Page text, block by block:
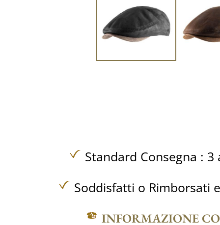
Standard Consegna : 3
Soddisfatti o Rimborsati
INFORMAZIONE